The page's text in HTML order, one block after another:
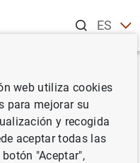
ESEN
FROB:
Gallego
web utiliza cookies
para mejorar su
y recogida
aceptar todas las
"Aceptar",